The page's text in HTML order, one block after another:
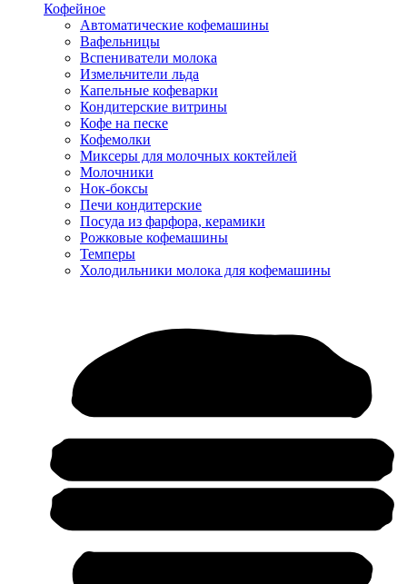
Кофейное
Автоматические кофемашины
Вафельницы
Вспениватели молока
Измельчители льда
Капельные кофеварки
Кондитерские витрины
Кофе на песке
Кофемолки
Миксеры для молочных коктейлей
Молочники
Нок-боксы
Печи кондитерские
Посуда из фарфора, керамики
Рожковые кофемашины
Темперы
Холодильники молока для кофемашины